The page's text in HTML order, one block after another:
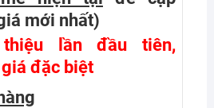
mới nhất)
lần đầu tiên,
đặc biệt